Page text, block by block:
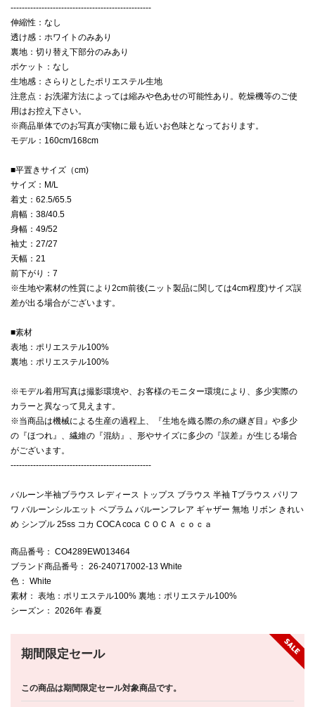
--------------------------------------------------
伸縮性：なし
透け感：ホワイトのみあり
裏地：切り替え下部分のみあり
ポケット：なし
生地感：さらりとしたポリエステル生地
注意点：お洗濯方法によっては縮みや色あせの可能性あり。乾燥機等のご使
用はお控え下さい。
※商品単体でのお写真が実物に最も近いお色味となっております。
モデル：160cm/168cm
■平置きサイズ（cm)
サイズ：M/L
着丈：62.5/65.5
肩幅：38/40.5
身幅：49/52
袖丈：27/27
天幅：21
前下がり：7
※生地や素材の性質により2cm前後(ニット製品に関しては4cm程度)サイズ誤
差が出る場合がございます。
■素材
表地：ポリエステル100%
裏地：ポリエステル100%
※モデル着用写真は撮影環境や、お客様のモニター環境により、多少実際の
カラーと異なって見えます。
※当商品は機械による生産の過程上、『生地を織る際の糸の継ぎ目』や多少
の『ほつれ』、繊維の『混紡』、形やサイズに多少の『誤差』が生じる場合
がございます。
--------------------------------------------------
バルーン半袖ブラウス レディース トップス ブラウス 半袖 Tブラウス パリフ
ワ バルーンシルエット ペプラム バルーンフレア ギャザー 無地 リボン きれい
め シンプル 25ss コカ COCA coca ＣＯＣＡ ｃｏｃａ
商品番号 ： CO4289EW013464
ブランド商品番号 ： 26-240717002-13 White
色 ： White
素材 ： 表地：ポリエステル100% 裏地：ポリエステル100%
シーズン ： 2026年 春夏
期間限定セール
この商品は期間限定セール対象商品です。